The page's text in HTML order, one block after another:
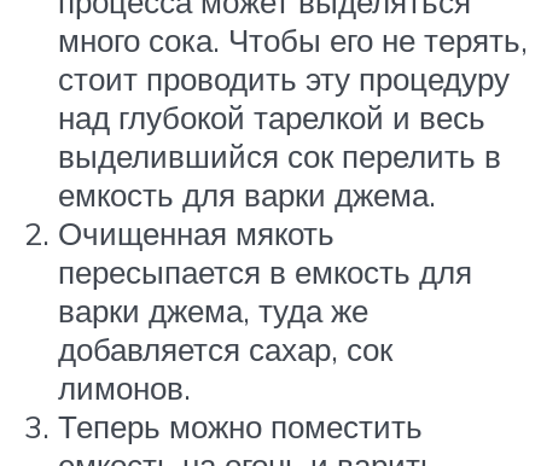
много сока. Чтобы его не терять,
стоит проводить эту процедуру
над глубокой тарелкой и весь
выделившийся сок перелить в
емкость для варки джема.
Очищенная мякоть
пересыпается в емкость для
варки джема, туда же
добавляется сахар, сок
лимонов.
Теперь можно поместить